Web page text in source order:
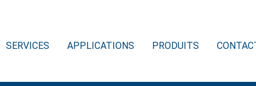
SERVICES APPLICATIONS PRODUITS